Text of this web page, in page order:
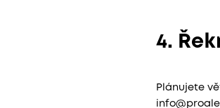
4.
Plánujete